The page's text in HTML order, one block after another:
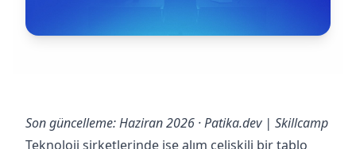
Son güncelleme: Haziran 2026 · Patika.dev | Skillcamp
Teknoloji şirketlerinde işe alım çelişkili bir tablo